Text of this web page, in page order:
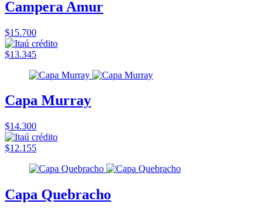
Campera Amur
$15.700
$13.345
Capa Murray
$14.300
$12.155
Capa Quebracho